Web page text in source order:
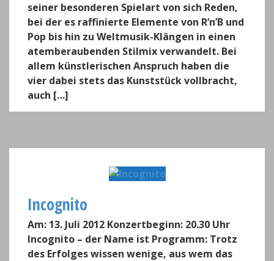
seiner besonderen Spielart von sich Reden,
bei der es raffinierte Elemente von R’n’B und
Pop bis hin zu Weltmusik-Klängen in einen
atemberaubenden Stilmix verwandelt. Bei
allem künstlerischen Anspruch haben die
vier dabei stets das Kunststück vollbracht,
auch […]
Incognito
Am: 13. Juli 2012 Konzertbeginn: 20.30 Uhr
Incognito – der Name ist Programm: Trotz
des Erfolges wissen wenige, aus wem das